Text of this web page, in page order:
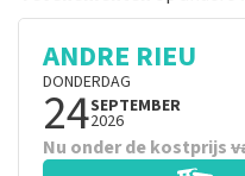
ANDRE RIEU
DONDERDAG
24SEPTEMBER
2026
Nu onder de kostprijs